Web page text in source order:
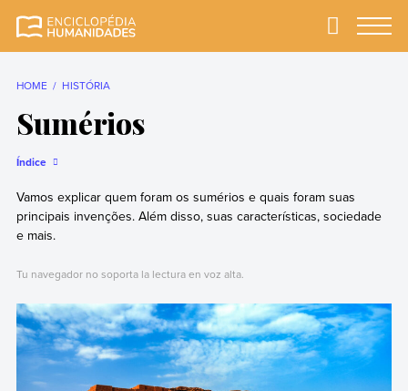
completa e mais
Primary
HOME HISTÓRIA
Sumérios
Índice
Vamos explicar quem foram os sumérios e quais foram suas
principais invenções. Além disso, suas características, sociedade
e mais.
Tu navegador no soporta la lectura en voz alta.